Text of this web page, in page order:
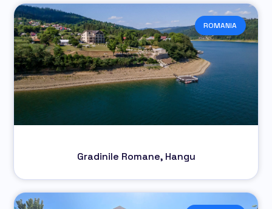
ROMANIA
Gradinile Romane, Hangu